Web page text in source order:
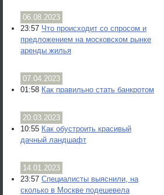
06.08.2023
23:57 Что происходит со спросом и
предложением на московском рынке
аренды жилья
07.04.2023
01:58 Как правильно стать банкротом
20.03.2023
10:55 Как обустроить красивый
дачный ландшафт
14.01.2023
23:57 Специалисты выяснили, на
сколько в Москве подешевела